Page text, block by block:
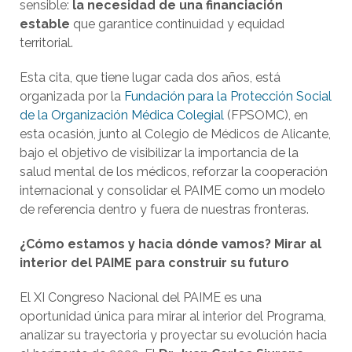
sensible: la necesidad de una financiación
estable que garantice continuidad y equidad
territorial.
Esta cita, que tiene lugar cada dos años, está
organizada por la Fundación para la Protección Social
de la Organización Médica Colegial (FPSOMC), en
esta ocasión, junto al Colegio de Médicos de Alicante,
bajo el objetivo de visibilizar la importancia de la
salud mental de los médicos, reforzar la cooperación
internacional y consolidar el PAIME como un modelo
de referencia dentro y fuera de nuestras fronteras.
¿Cómo estamos y hacia dónde vamos? Mirar al
interior del PAIME para construir su futuro
El XI Congreso Nacional del PAIME es una
oportunidad única para mirar al interior del Programa,
analizar su trayectoria y proyectar su evolución hacia